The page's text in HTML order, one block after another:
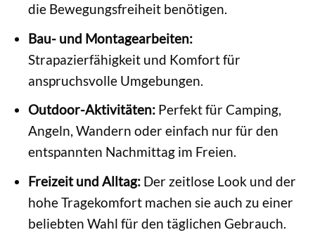
die Bewegungsfreiheit benötigen.
Bau- und Montagearbeiten:
Strapazierfähigkeit und Komfort für
anspruchsvolle Umgebungen.
Outdoor-Aktivitäten:Perfekt für Camping,
Angeln, Wandern oder einfach nur für den
entspannten Nachmittag im Freien.
Freizeit und Alltag:Der zeitlose Look und der
hohe Tragekomfort machen sie auch zu einer
beliebten Wahl für den täglichen Gebrauch.